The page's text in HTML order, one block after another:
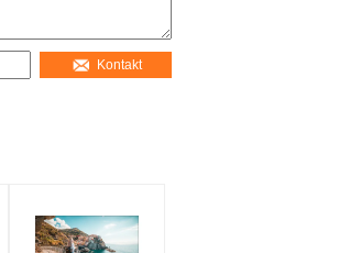
Kontakt